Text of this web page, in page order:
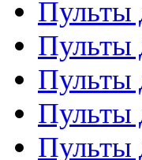
Пульты
Пульты
Пульты
Пульты
Пульты